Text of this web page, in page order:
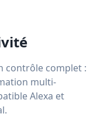
contrôle complet :
multi-
Alexa et